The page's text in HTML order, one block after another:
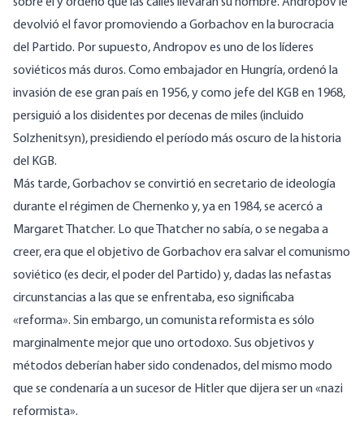
devolvió el favor promoviendo a Gorbachov en la burocracia
del Partido. Por supuesto, Andropov es uno de los líderes
soviéticos más duros. Como embajador en Hungría, ordenó la
invasión de ese gran país en 1956, y como jefe del KGB en 1968,
persiguió a los disidentes por decenas de miles (incluido
Solzhenitsyn), presidiendo el período más oscuro de la historia
del KGB.
Más tarde, Gorbachov se convirtió en secretario de ideología
durante el régimen de Chernenko y, ya en 1984, se acercó a
Margaret Thatcher. Lo que Thatcher no sabía, o se negaba a
creer, era que el objetivo de Gorbachov era salvar el comunismo
soviético (es decir, el poder del Partido) y, dadas las nefastas
circunstancias a las que se enfrentaba, eso significaba
«reforma». Sin embargo, un comunista reformista es sólo
marginalmente mejor que uno ortodoxo. Sus objetivos y
métodos deberían haber sido condenados, del mismo modo
que se condenaría a un sucesor de Hitler que dijera ser un «nazi
reformista».